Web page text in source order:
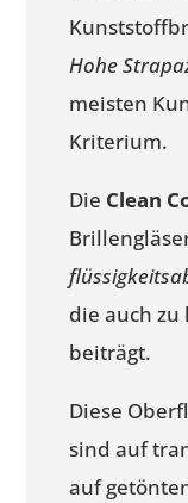
Hohe
meisten
Kriterium.
Die Clean
die auch zu
beiträgt.
Diese
sind auf
auf